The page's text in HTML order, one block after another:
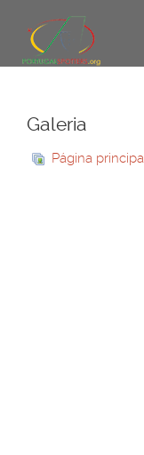
Galeria
Página